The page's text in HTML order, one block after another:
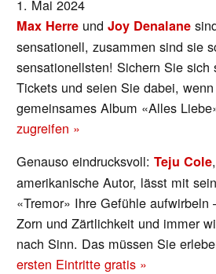
1. Mai 2024
Max Herre undJoy Denalane
sensationell, zusammen sind sie
sensationellsten! Sichern Sie sich
Tickets und seien Sie dabei,
gemeinsames Album «Alles
zugreifen »
Genauso eindrucksvoll:Teju Cole
amerikanische Autor, lässt mit
«Tremor» Ihre Gefühle aufwirbeln
Zorn und Zärtlichkeit und immer
nach Sinn. Das müssen Sie
ersten Eintritte gratis »